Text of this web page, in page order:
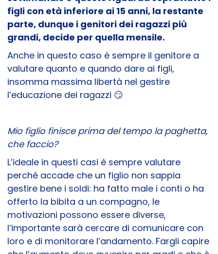
figli con età inferiore ai 15 anni, la restante
parte, dunque i genitori dei ragazzi più
grandi, decide per quella mensile.
Anche in questo caso è sempre il genitore a
valutare quanto e quando dare ai figli,
insomma massima libertà nel gestire
l’educazione dei ragazzi 😏
Mio figlio finisce prima del tempo la paghetta,
che faccio?
L’ideale in questi casi è sempre valutare
perché accade che un figlio non sappia
gestire bene i soldi: ha fatto male i conti o ha
offerto la bibita a un compagno, le
motivazioni possono essere diverse,
l’importante sarà cercare di comunicare con
loro e di monitorare l’andamento. Fargli capire